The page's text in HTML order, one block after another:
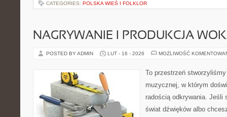
CATEGORIES: POLSKA WIEŚ I FOLKLOR
NAGRYWANIE I PRODUKCJA
POSTED BY ADMIN LUT - 16 - 2026 MOŻLIWOŚĆ
To przestrzeń
muzycznej, w którym
radością odkrywania. Jeśli
świat dźwięków albo